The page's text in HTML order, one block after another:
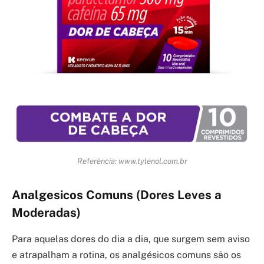
Referência: www.tylenol.com.br
Analgesicos Comuns (Dores Leves a
Moderadas)
Para aquelas dores do dia a dia, que surgem sem aviso
e atrapalham a rotina, os analgésicos comuns são os